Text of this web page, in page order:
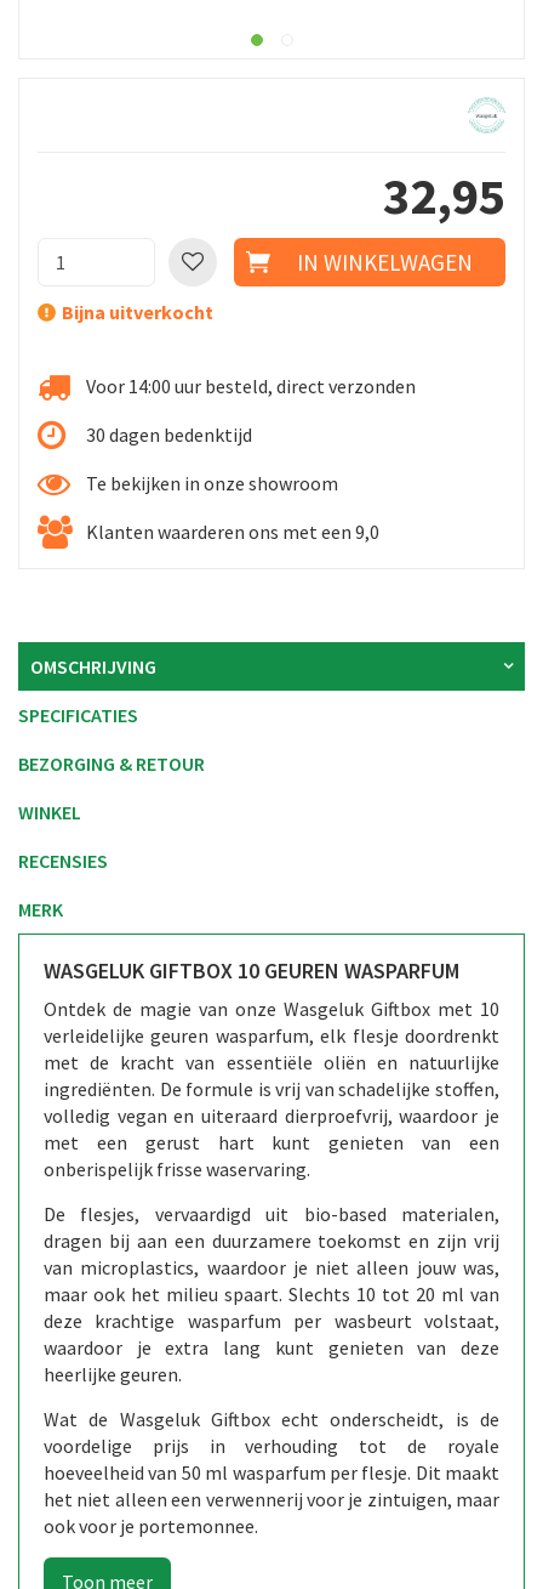
32,95
Bijna uitverkocht
Voor 14:00 uur besteld, direct verzonden
30 dagen bedenktijd
Te bekijken in onze showroom
Klanten waarderen ons met een 9,0
OMSCHRIJVING
SPECIFICATIES
BEZORGING & RETOUR
WINKEL
RECENSIES
MERK
WASGELUK GIFTBOX 10 GEUREN WASPARFUM
Ontdek de magie van onze Wasgeluk Giftbox met 10
verleidelijke geuren wasparfum, elk flesje doordrenkt
met de kracht van essentiële oliën en natuurlijke
ingrediënten. De formule is vrij van schadelijke stoffen,
volledig vegan en uiteraard dierproefvrij, waardoor je
met een gerust hart kunt genieten van een
onberispelijk frisse waservaring.
De flesjes, vervaardigd uit bio-based materialen,
dragen bij aan een duurzamere toekomst en zijn vrij
van microplastics, waardoor je niet alleen jouw was,
maar ook het milieu spaart. Slechts 10 tot 20 ml van
deze krachtige wasparfum per wasbeurt volstaat,
waardoor je extra lang kunt genieten van deze
heerlijke geuren.
Wat de Wasgeluk Giftbox echt onderscheidt, is de
voordelige prijs in verhouding tot de royale
hoeveelheid van 50 ml wasparfum per flesje. Dit maakt
het niet alleen een verwennerij voor je zintuigen, maar
ook voor je portemonnee.